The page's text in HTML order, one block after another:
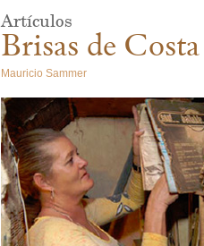
Artículos
Brisas de
Mauricio Sammer